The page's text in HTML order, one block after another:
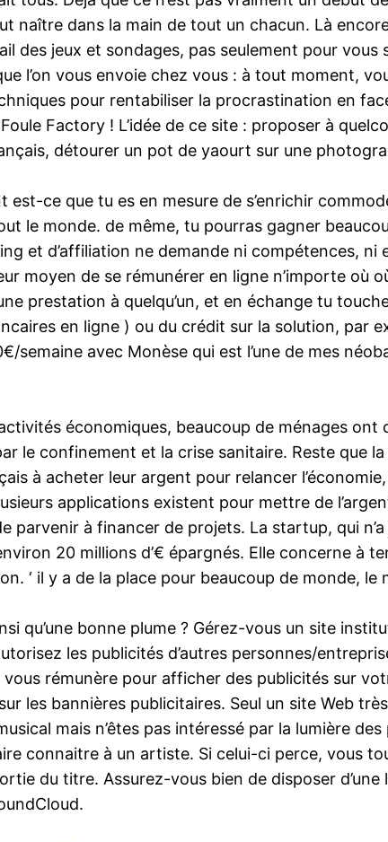
naître dans la main de tout un chacun. Là
des jeux et sondages, pas seulement pour
l’on vous envoie chez vous : à tout moment,
pour rentabiliser la procrastination en
Factory ! L’idée de ce site : proposer à
détourer un pot de yaourt sur une
est-ce que tu es en mesure de s’enrichir
le monde. de même, tu pourras gagner
et d’affiliation ne demande ni compétences, ni
moyen de se rémunérer en ligne n’importe où
prestation à quelqu’un, et en échange tu
en ligne ) ou du crédit sur la solution, par
semaine avec Monèse qui est l’une de mes
économiques, beaucoup de ménages
le confinement et la crise sanitaire. Reste
à acheter leur argent pour relancer
applications existent pour mettre de
parvenir à financer de projets. La startup, qui
20 millions d’€ épargnés. Elle concerne à
‘ il y a de la place pour beaucoup de monde, le
qu’une bonne plume ? Gérez-vous un site
les publicités d’autres personnes/
vous rémunère pour afficher des publicités sur
les bannières publicitaires. Seul un site Web
mais n’êtes pas intéressé par la lumière
connaitre à un artiste. Si celui-ci perce, vous
du titre. Assurez-vous bien de disposer